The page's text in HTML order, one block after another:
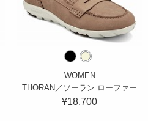
WOMEN
THORAN／ソーラン ローファー
¥18,700